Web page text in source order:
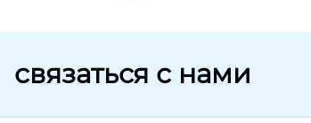
связаться с нами